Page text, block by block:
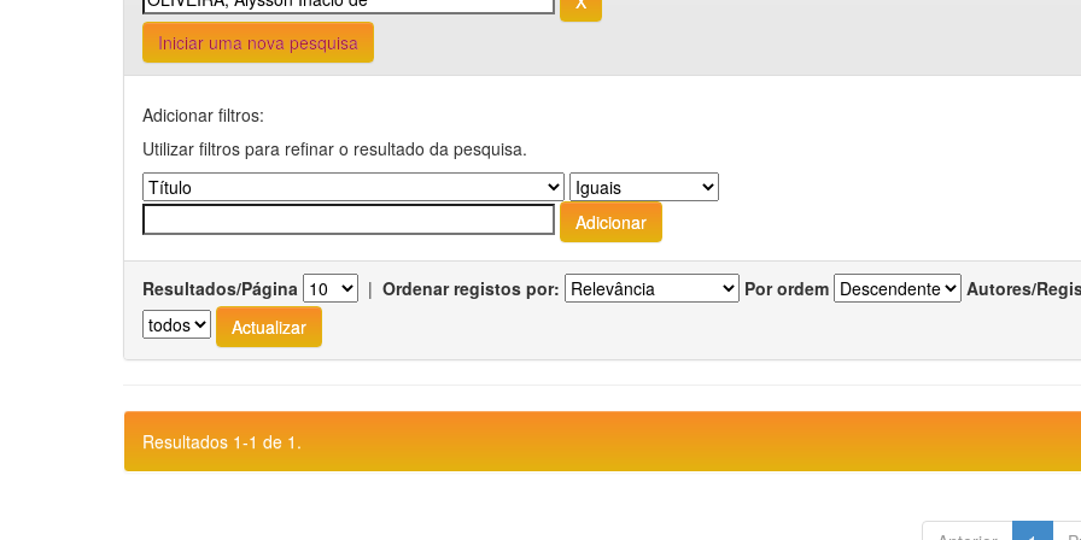
Iniciar uma nova pesquisa
Adicionar filtros:
Utilizar filtros para refinar o resultado da pesquisa.
Resultados/Página | Ordenar registos por: Por ordem Autores/
Resultados 1-1 de 1.